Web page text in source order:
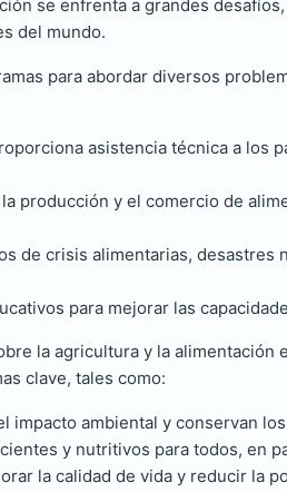
se enfrenta a grandes
del mundo.
para abordar diversos
asistencia técnica a los
producción y el comercio de
de crisis alimentarias,
para mejorar las
la agricultura y la
clave, tales como:
impacto ambiental y conservan
y nutritivos para todos, en
la calidad de vida y reducir la